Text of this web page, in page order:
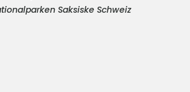
Saksiske Schweiz